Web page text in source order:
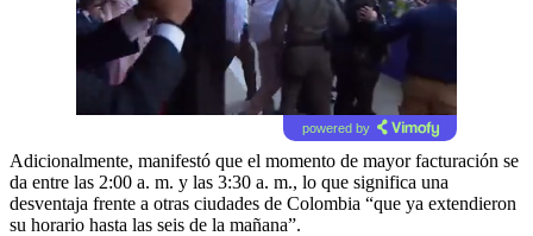
powered by
Adicionalmente, manifestó que el momento de mayor facturación se
da entre las 2:00 a. m. y las 3:30 a. m., lo que significa una
desventaja frente a otras ciudades de Colombia “que ya extendieron
su horario hasta las seis de la mañana”.